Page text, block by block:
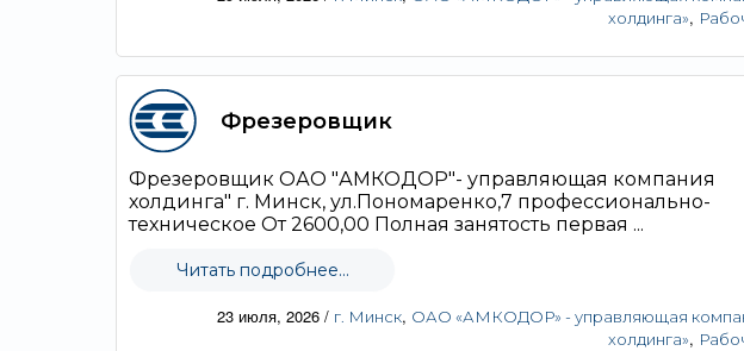
холдинга»,
Фрезеровщик
Фрезеровщик ОАО "АМКОДОР"- управляющая компания
холдинга" г. Минск, ул.Пономаренко,7 профессионально-
техническое От 2600,00 Полная занятость первая ...
Читать подробнее...
23 июля, 2026 / г. Минск, ОАО «АМКОДОР» - управляющая
холдинга»,